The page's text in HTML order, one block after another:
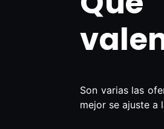
Son varias las
mejor se ajuste a